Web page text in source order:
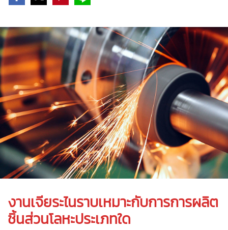
งานเจียระไนราบเหมาะกับการการผลิต
ชิ้นส่วนโลหะประเภทใด